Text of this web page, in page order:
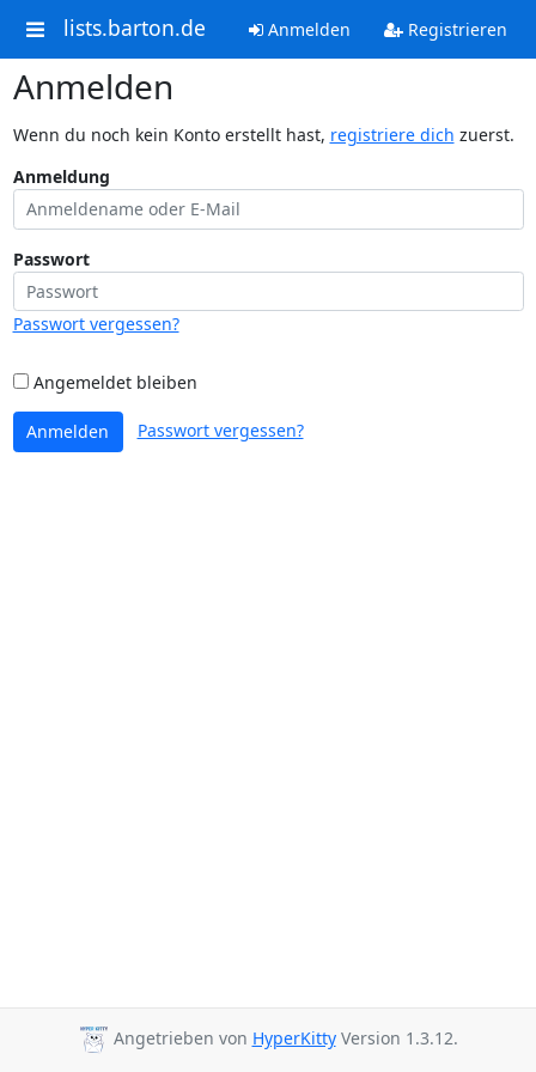
lists.barton.de Anmelden Registrieren
Anmelden
Wenn du noch kein Konto erstellt hast, registriere dich zuerst.
Anmeldung
Passwort
Passwort vergessen?
Angemeldet bleiben
Anmelden Passwort vergessen?
Angetrieben von HyperKittyVersion 1.3.12.